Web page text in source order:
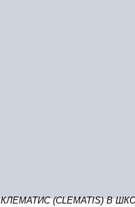
КЛЕМАТИС (СLEMATIS) В